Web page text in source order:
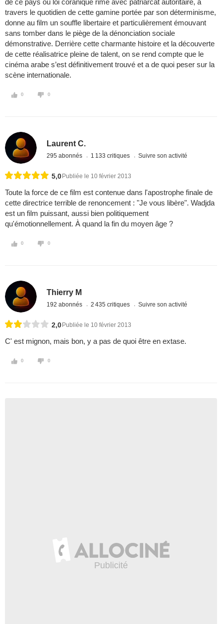
de ce pays où loi coranique rime avec patriarcat autoritaire, à
travers le quotidien de cette gamine portée par son déterminisme,
donne au film un souffle libertaire et particulièrement émouvant
sans tomber dans le piège de la dénonciation sociale
démonstrative. Derrière cette charmante histoire et la découverte
de cette réalisatrice pleine de talent, on se rend compte que le
cinéma arabe s’est définitivement trouvé et a de quoi peser sur la
scène internationale.
0 0
Laurent C.
295 abonnés 1 133 critiques Suivre son activité
5,0 Publiée le 10 février 2013
Toute la force de ce film est contenue dans l'apostrophe finale de
cette directrice terrible de renoncement : "Je vous libère". Wadjda
est un film puissant, aussi bien politiquement
qu'émotionnellement. À quand la fin du moyen âge ?
0 0
Thierry M
192 abonnés 2 435 critiques Suivre son activité
2,0 Publiée le 10 février 2013
C' est mignon, mais bon, y a pas de quoi être en extase.
0 0